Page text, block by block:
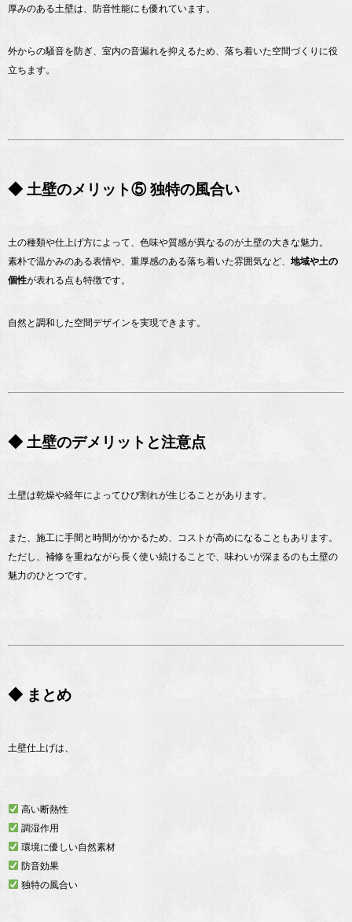
厚みのある土壁は、防音性能にも優れています。
外からの騒音を防ぎ、室内の音漏れを抑えるため、落ち着いた空間づくりに役
立ちます。
◆ 土壁のメリット⑤ 独特の風合い
土の種類や仕上げ方によって、色味や質感が異なるのが土壁の大きな魅力。
素朴で温かみのある表情や、重厚感のある落ち着いた雰囲気など、 地域や土の
個性が表れる点も特徴です。
自然と調和した空間デザインを実現できます。
◆ 土壁のデメリットと注意点
土壁は乾燥や経年によってひび割れが生じることがあります。
また、施工に手間と時間がかかるため、コストが高めになることもあります。
ただし、補修を重ねながら長く使い続けることで、味わいが深まるのも土壁の
魅力のひとつです。
◆ まとめ
土壁仕上げは、
高い断熱性
調湿作用
環境に優しい自然素材
防音効果
独特の風合い